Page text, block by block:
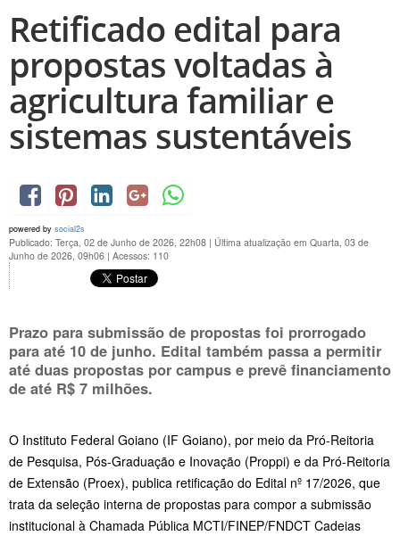
Retificado edital para
propostas voltadas à
agricultura familiar e
sistemas sustentáveis
powered by social2s
Publicado: Terça, 02 de Junho de 2026, 22h08 | Última atualização em Quarta, 03 de
Junho de 2026, 09h06 | Acessos: 110
Prazo para submissão de propostas foi prorrogado
para até 10 de junho. Edital também passa a permitir
até duas propostas por campus e prevê financiamento
de até R$ 7 milhões.
O Instituto Federal Goiano (IF Goiano), por meio da Pró-Reitoria
de Pesquisa, Pós-Graduação e Inovação (Proppi) e da Pró-Reitoria
de Extensão (Proex), publica retificação do Edital nº 17/2026, que
trata da seleção interna de propostas para compor a submissão
institucional à Chamada Pública MCTI/FINEP/FNDCT Cadeias